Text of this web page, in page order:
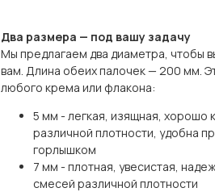
Два размера — под вашу задачу
Мы предлагаем два диаметра, чтобы
вам. Длина обеих палочек — 200 мм.
любого крема или флакона:
5 мм - легкая, изящная, хорошо
различной плотности, удобна
горлышком
7 мм - плотная, увесистая,
смесей различной плотности